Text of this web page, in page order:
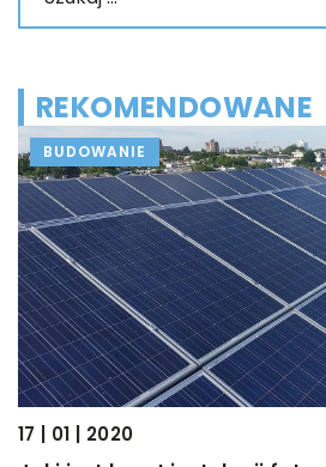
REKOMENDOWANE
BUDOWANIE
17 | 01 | 2020